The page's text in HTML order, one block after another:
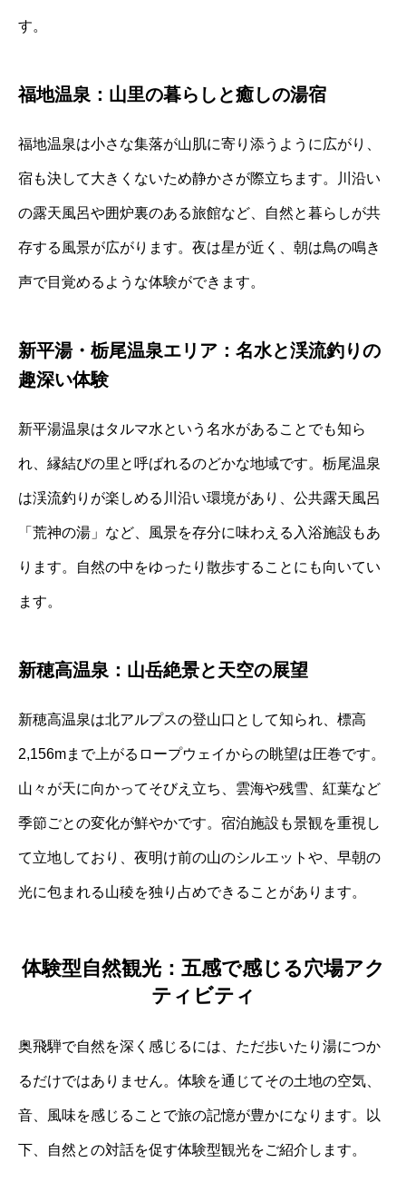
す。
福地温泉：山里の暮らしと癒しの湯宿
福地温泉は小さな集落が山肌に寄り添うように広がり、
宿も決して大きくないため静かさが際立ちます。川沿い
の露天風呂や囲炉裏のある旅館など、自然と暮らしが共
存する風景が広がります。夜は星が近く、朝は鳥の鳴き
声で目覚めるような体験ができます。
新平湯・栃尾温泉エリア：名水と渓流釣りの
趣深い体験
新平湯温泉はタルマ水という名水があることでも知ら
れ、縁結びの里と呼ばれるのどかな地域です。栃尾温泉
は渓流釣りが楽しめる川沿い環境があり、公共露天風呂
「荒神の湯」など、風景を存分に味わえる入浴施設もあ
ります。自然の中をゆったり散歩することにも向いてい
ます。
新穂高温泉：山岳絶景と天空の展望
新穂高温泉は北アルプスの登山口として知られ、標高
2,156mまで上がるロープウェイからの眺望は圧巻です。
山々が天に向かってそびえ立ち、雲海や残雪、紅葉など
季節ごとの変化が鮮やかです。宿泊施設も景観を重視し
て立地しており、夜明け前の山のシルエットや、早朝の
光に包まれる山稜を独り占めできることがあります。
体験型自然観光：五感で感じる穴場アク
ティビティ
奥飛騨で自然を深く感じるには、ただ歩いたり湯につか
るだけではありません。体験を通じてその土地の空気、
音、風味を感じることで旅の記憶が豊かになります。以
下、自然との対話を促す体験型観光をご紹介します。